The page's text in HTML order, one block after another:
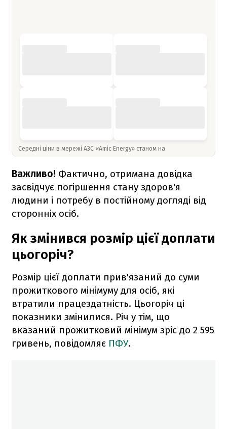
Середні ціни в мережі АЗС «Amic Energy» станом на
Важливо! Фактично, отримана довідка
засвідчує погіршення стану здоров'я
людини і потребу в постійному догляді від
сторонніх осіб.
Як змінився розмір цієї доплати
цьогоріч?
Розмір цієї доплати прив'язаний до суми
прожиткового мінімуму для осіб, які
втратили працездатність. Цьогоріч ці
показники змінилися. Річ у тім, що
вказаний прожитковий мінімум зріс до 2 595
гривень, повідомляє ПФУ.